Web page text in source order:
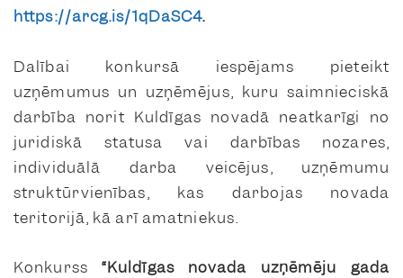
https://arcg.is/1qDaSC4.
Dalībai konkursā iespējams pieteikt
uzņēmumus un uzņēmējus, kuru saimnieciskā
darbība norit Kuldīgas novadā neatkarīgi no
juridiskā statusa vai darbības nozares,
individuālā darba veicējus, uzņēmumu
struktūrvienības, kas darbojas novada
teritorijā, kā arī amatniekus.
Konkurss “Kuldīgas novada uzņēmēju gada